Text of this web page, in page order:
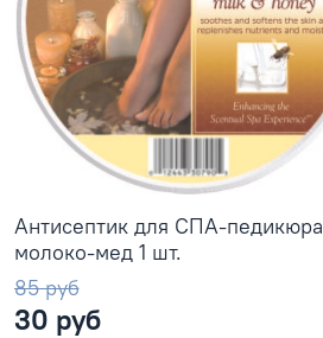
Антисептик для СПА-педикюра
молоко-мед 1 шт.
85 руб
30 руб